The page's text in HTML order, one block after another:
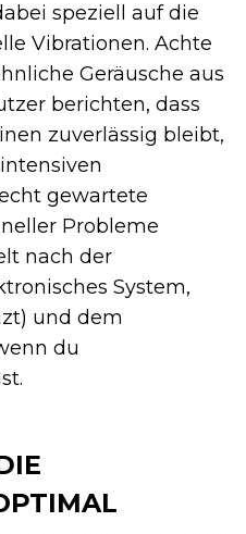
speziell auf die
Vibrationen. Achte
Geräusche aus
berichten, dass
zuverlässig bleibt,
gewartete
Probleme
nach der
System,
und dem
du